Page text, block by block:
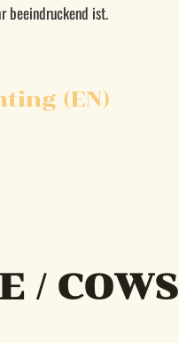
beeindruckend ist.
(EN)
/ COWS